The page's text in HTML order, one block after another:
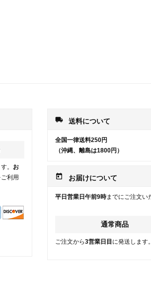
。 お
利用
local_shipping 送料について
全国一律送料250円
（沖縄、離島は1800円）
today お届けについて
平日営業日午前9時までにご注文い
通常商品
ご注文から3営業日目 に発送します。